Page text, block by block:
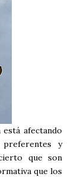
afectando
preferentes y
que son
que los